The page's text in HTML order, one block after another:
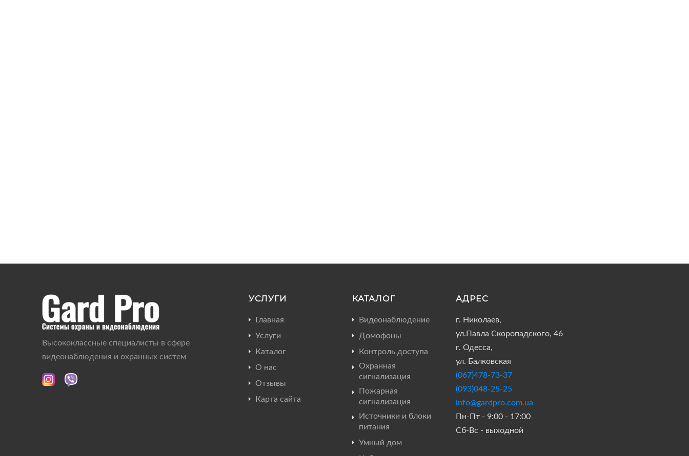
Высококлассные специалисты в сфере
видеонаблюдения и охранных систем
УСЛУГИ
Главная
Услуги
Каталог
О нас
Отзывы
Карта сайта
КАТАЛОГ
Видеонаблюдение
Домофоны
Контроль доступа
Охранная
сигнализация
Пожарная
сигнализация
Источники и блоки
питания
Умный дом
АДРЕС
г. Николаев,
ул.Павла Скоропадского, 46
г. Одесса,
ул. Балковская
(067)478-73-37
(093)048-25-25
info@gardpro.com.ua
Пн-Пт - 9:00 - 17:00
Сб-Вс - выходной